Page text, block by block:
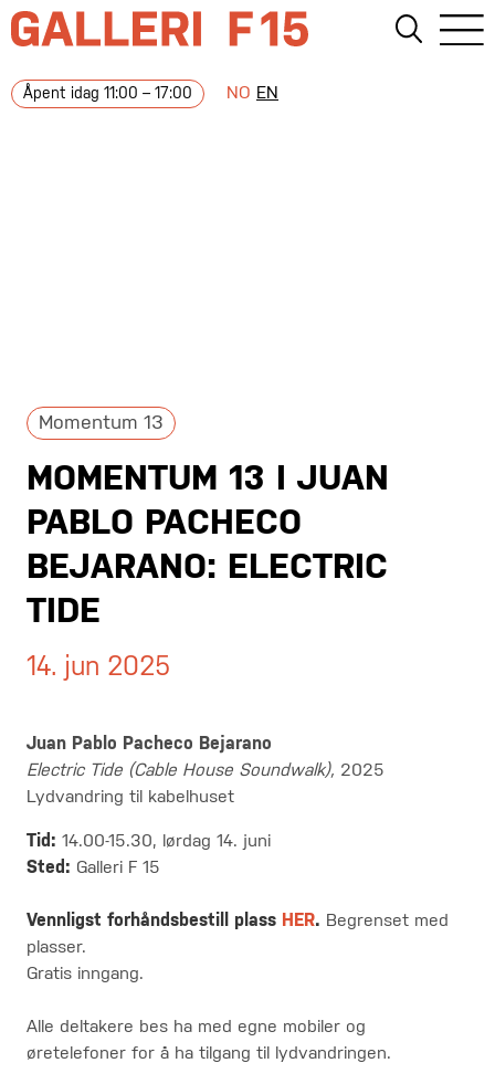
Åpent idag 11:00 – 17:00 NO EN
Momentum 13
MOMENTUM 13 I JUAN
PABLO PACHECO
BEJARANO: ELECTRIC
TIDE
14. jun 2025
Juan Pablo Pacheco Bejarano
Electric Tide (Cable House Soundwalk), 2025
Lydvandring til kabelhuset
Tid: 14.00-15.30, lørdag 14. juni
Sted: Galleri F 15
Vennligst forhåndsbestill plass HER. Begrenset med
plasser.
Gratis inngang.
Alle deltakere bes ha med egne mobiler og
øretelefoner for å ha tilgang til lydvandringen.